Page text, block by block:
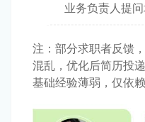
业务负责人提问
注：部分求职者反馈
混乱，优化后简历投
基础经验薄弱，仅依